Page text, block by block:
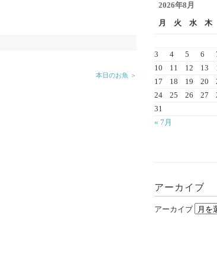
本日のお魚 ＞
2026年8月
月
火 水 木
« 7月
3
4 5 6
10
11 12 13
17
18 19 20
24
25 26 27
31
アーカイブ
アーカイブ